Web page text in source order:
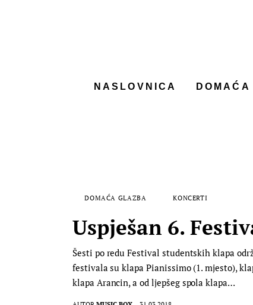
NASLOVNICA
DOMAĆA GLAZBA KONCERTI
Uspješan 6.
Šesti po redu Festival studentskih klapa
festivala su klapa Pianissimo (1. mjesto),
klapa Arancin, a od ljepšeg spola klapa…